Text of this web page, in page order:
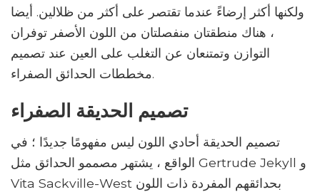
ولكنها أكثر إرضاءً عندما تقتصر على أكثر من ظلالين. أيضا
، هناك منطقتان منفصلتان من اللون الأصفر توفران
التوازن وتمتنعان عن التغلب على العين عند تصميم
مخططات الحدائق الصفراء.
تصميم الحديقة الصفراء
تصميم الحديقة أحادي اللون ليس مفهومًا جديدًا ؛ في
الواقع ، يشتهر مصممو الحدائق مثل Gertrude Jekyll و
Vita Sackville-West بحدائقهم المفردة ذات اللون